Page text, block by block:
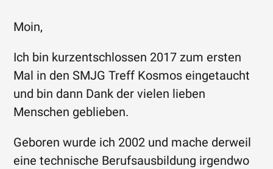
Moin,
Ich bin kurzentschlossen 2017 zum ersten
Mal in den SMJG Treff Kosmos eingetaucht
und bin dann Dank der vielen lieben
Menschen geblieben.
Geboren wurde ich 2002 und mache derweil
eine technische Berufsausbildung irgendwo